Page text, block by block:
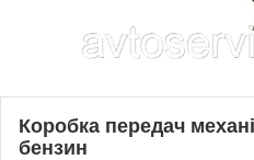
Коробка передач
бензин